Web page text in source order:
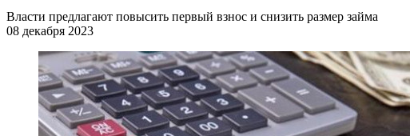
Власти предлагают повысить первый взнос и снизить размер займа
08 декабря 2023